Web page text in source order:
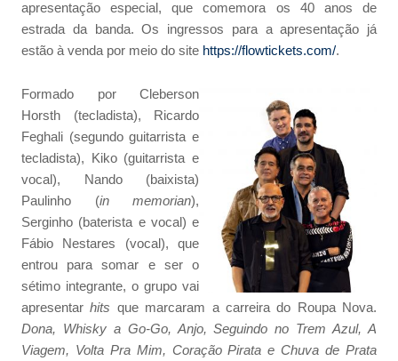
apresentação especial, que comemora os 40 anos de
estrada da banda. Os ingressos para a apresentação já
estão à venda por meio do site https://flowtickets.com/.
Formado por Cleberson
Horsth (tecladista), Ricardo
Feghali (segundo guitarrista e
tecladista), Kiko (guitarrista e
vocal), Nando (baixista)
Paulinho (in memorian),
Serginho (baterista e vocal) e
Fábio Nestares (vocal), que
entrou para somar e ser o
sétimo integrante, o grupo vai
apresentarhits que marcaram a carreira do Roupa Nova.
Dona, Whisky a Go-Go, Anjo, Seguindo no Trem Azul, A
Viagem, Volta Pra Mim, Coração Pirata e Chuva de Prata